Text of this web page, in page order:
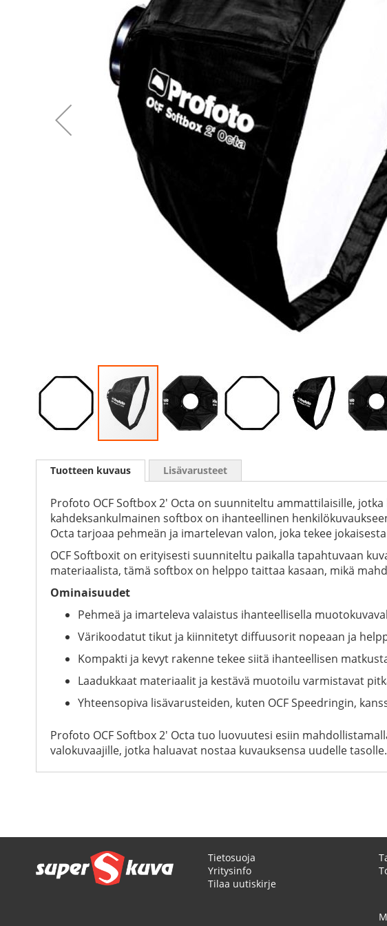
to
images
gallery
Tuotteen kuvaus
Profoto OCF Softbox 2' Octa on suunniteltu ammattilaisille,
kahdeksankulmainen softbox on ihanteellinen
Octa tarjoaa pehmeän ja imartelevan valon, joka tekee
OCF Softboxit on erityisesti suunniteltu paikalla tapahtuvaan
materiaalista, tämä softbox on helppo taittaa kasaan, mikä
Ominaisuudet
Pehmeä ja imarteleva valaistus ihanteellisella
Värikoodatut tikut ja kiinnitetyt diffuusorit nopeaan ja
Kompakti ja kevyt rakenne tekee siitä ihanteellisen
Laadukkaat materiaalit ja kestävä muotoilu varmistavat
Yhteensopiva lisävarusteiden, kuten OCF Speedringin,
Profoto OCF Softbox 2' Octa tuo luovuutesi esiin
valokuvaajille, jotka haluavat nostaa kuvauksensa uudelle tasolle.
Lisävarusteet
Tietosuoja
Yritysinfo
Tilaa uutiskirje